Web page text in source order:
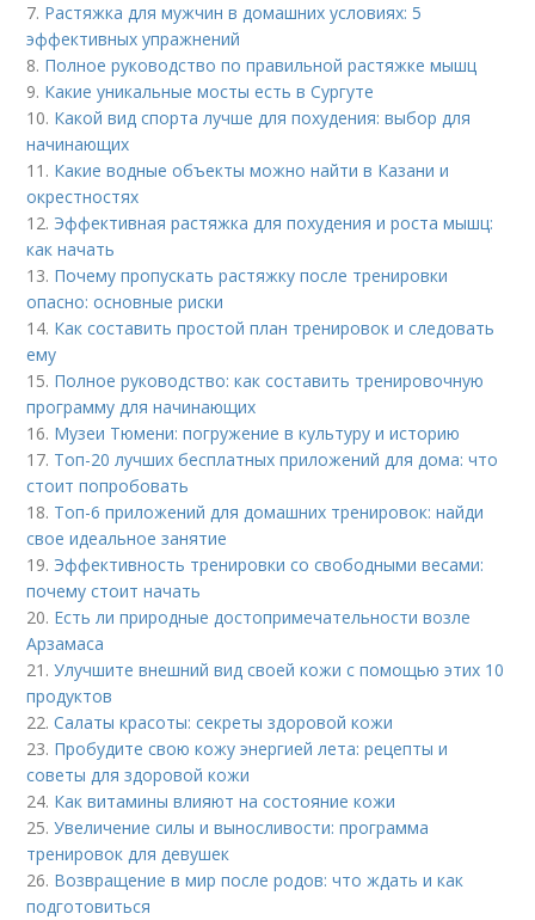
7. Растяжка для мужчин в домашних условиях: 5
эффективных упражнений
8. Полное руководство по правильной растяжке мышц
9. Какие уникальные мосты есть в Сургуте
10. Какой вид спорта лучше для похудения: выбор для
начинающих
11. Какие водные объекты можно найти в Казани и
окрестностях
12. Эффективная растяжка для похудения и роста мышц:
как начать
13. Почему пропускать растяжку после тренировки
опасно: основные риски
14. Как составить простой план тренировок и следовать
ему
15. Полное руководство: как составить тренировочную
программу для начинающих
16. Музеи Тюмени: погружение в культуру и историю
17. Топ-20 лучших бесплатных приложений для дома: что
стоит попробовать
18. Топ-6 приложений для домашних тренировок: найди
свое идеальное занятие
19. Эффективность тренировки со свободными весами:
почему стоит начать
20. Есть ли природные достопримечательности возле
Арзамаса
21.Улучшите внешний вид своей кожи с помощью этих 10
продуктов
22.Салаты красоты: секреты здоровой кожи
23. Пробудите свою кожу энергией лета: рецепты и
советы для здоровой кожи
24. Как витамины влияют на состояние кожи
25.Увеличение силы и выносливости: программа
тренировок для девушек
26. Возвращение в мир после родов: что ждать и как
подготовиться